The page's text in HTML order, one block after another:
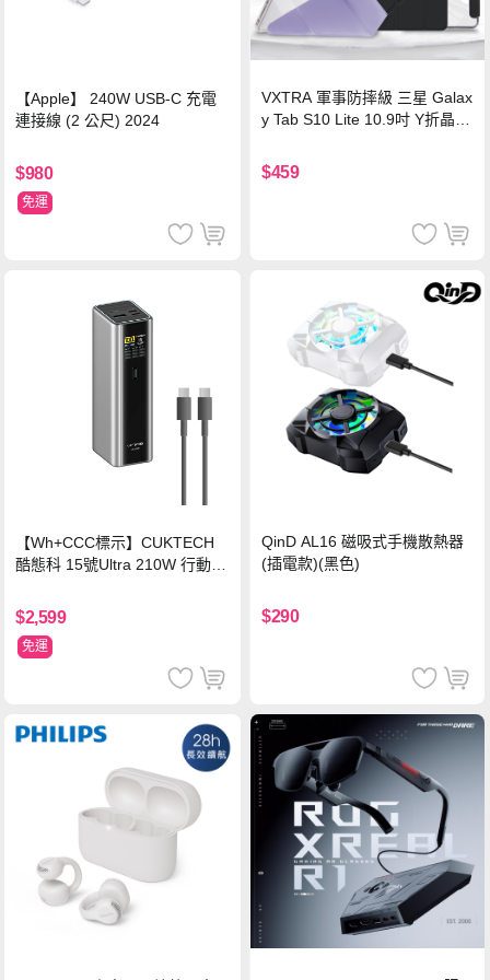
【Apple】 240W USB-C 充電
連接線 (2 公尺) 2024
$980
免運
VXTRA 軍事防摔級 三星 Galax
y Tab S10 Lite 10.9吋 Y折晶透
$459
【Wh+CCC標示】CUKTECH
酷態科 15號Ultra 210W 行動電
$2,599
免運
QinD AL16 磁吸式手機散熱器
(插電款)(黑色)
$290